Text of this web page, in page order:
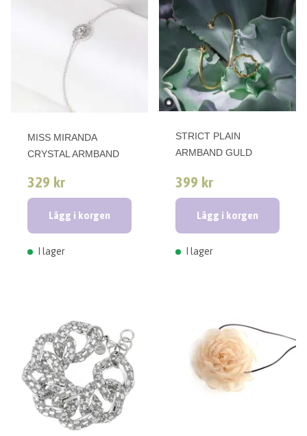
MISS MIRANDA
CRYSTAL ARMBAND
329 kr
Lägg i korgen
I lager
STRICT PLAIN
ARMBAND GULD
399 kr
Lägg i korgen
I lager